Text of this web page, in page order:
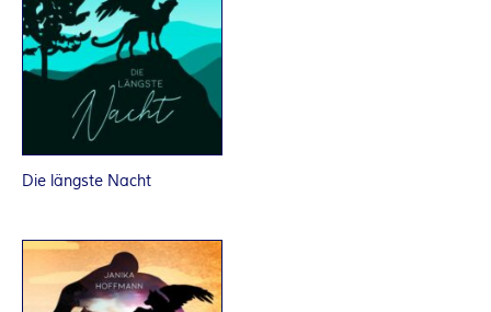
Y
A
U
T
O
R
Die längste Nacht